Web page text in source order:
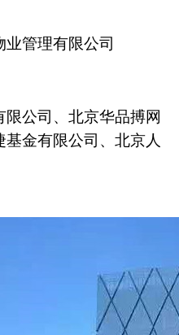
管理有限公司
限公司、北京华品搏网
金有限公司、北京人